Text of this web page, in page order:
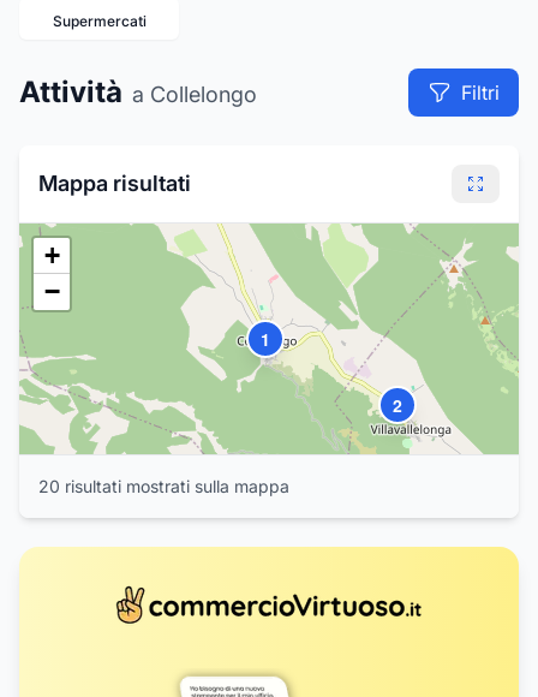
Supermercati
Attività a Collelongo Filtri
Mappa risultati
1
2
+
−
20 risultati mostrati sulla mappa